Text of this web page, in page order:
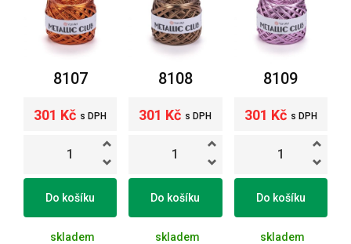
8107
301 Kč s DPH
Do košíku
skladem
8108
301 Kč s DPH
Do košíku
skladem
8109
301 Kč s DPH
Do košíku
skladem